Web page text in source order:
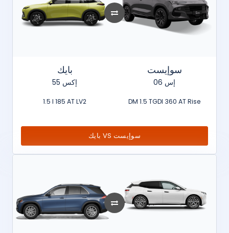
بايك
إكس 55
1.5 l 185 AT LV2
سوإيست
إس 06
DM 1.5 TGDI 360 AT Rise
بايك VS سوإيست